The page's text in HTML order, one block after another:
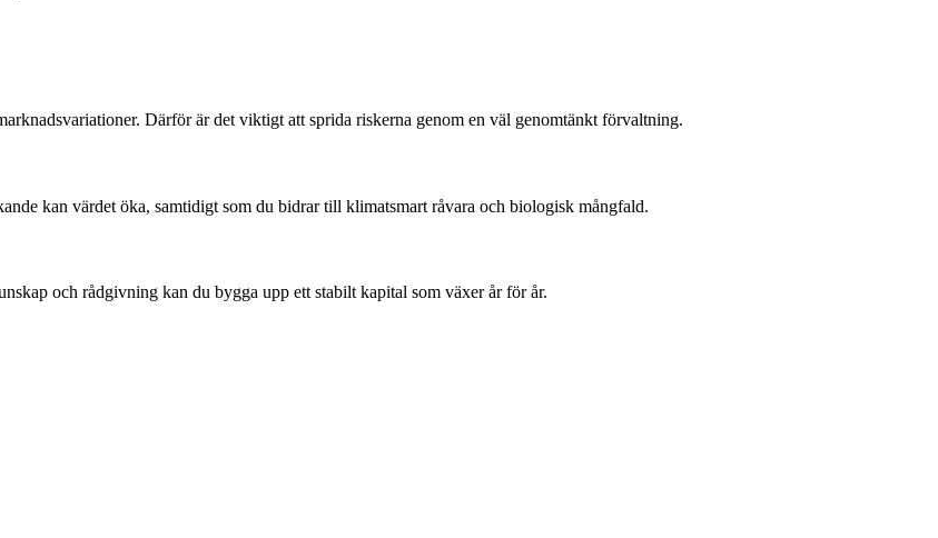
Därför är det viktigt att sprida riskerna genom en väl genomtänkt förvaltning.
kan värdet öka, samtidigt som du bidrar till klimatsmart råvara och biologisk mångfald.
och rådgivning kan du bygga upp ett stabilt kapital som växer år för år.